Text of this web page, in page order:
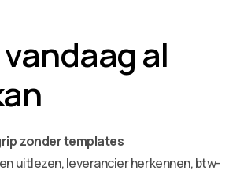
al
zonder templates
uitlezen, leverancier herkennen, btw-